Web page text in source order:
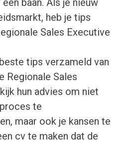
baan. Als je nieuw
heb je tips
Sales Executive
tips verzameld van
Regionale Sales
hun advies om niet
te
maar ook je kansen te
cv te maken dat de